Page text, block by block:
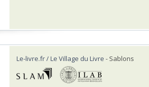
Le-livre.fr / Le Village du Livre - Sablons